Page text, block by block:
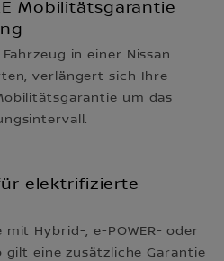
Mobilitätsgarantie
in einer Nissan
verlängert sich Ihre
um das
elektrifizierte
mit Hybrid-, e-POWER- oder
gilt eine zusätzliche Garantie